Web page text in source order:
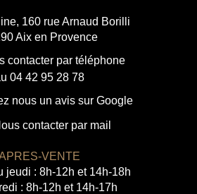
160 rue Arnaud Borilli
Aix en Provence
contacter par téléphone
04 42 95 28 78
nous un avis sur Google
contacter par mail
VENTE
jeudi : 8h-12h et 14h-18h
: 8h-12h et 14h-17h